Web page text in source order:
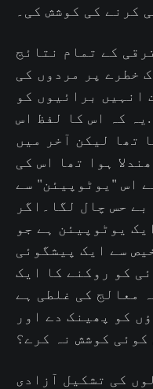
کرنے کی کوشش کی۔
کے تمام نتائج
خطرے پر مردوں کی
انہیں برائیوں کو
کہ اس کا لفظ اس
تھا لیکن آخر میں
ہوا تھا اس کی
اس "یوٹوپیئن" سے
حس چال لگا۔اگر
یوٹوپیئن ہے جو
سے ایک پیشگوئی
کو روکنے کا ایک
معالج کی غلطی ہے
کو پھینک دے اور
کوشش نہ کرے؟
کی تشکیل آزادی